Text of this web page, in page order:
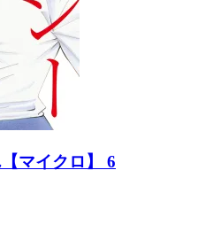
マイクロ】 6